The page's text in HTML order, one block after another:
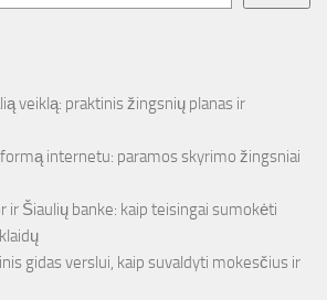
veiklą: praktinis žingsnių planas ir
internetu: paramos skyrimo žingsniai
ir Šiaulių banke: kaip teisingai sumokėti
gidas verslui, kaip suvaldyti mokesčius ir